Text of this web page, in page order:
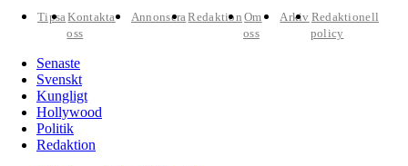
TipsaKontakta
oss
AnnonseraRedaktion Om
oss
Arkiv Redaktionell
policy
Senaste
Svenskt
Kungligt
Hollywood
Politik
Redaktion